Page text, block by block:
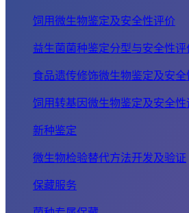
饲用微生物鉴定及安全性评价
益生菌菌种鉴定分型与安全性评
食品遗传修饰微生物鉴定及安全
饲用转基因微生物鉴定及安全性
新种鉴定
微生物检验替代方法开发及验证
保藏服务